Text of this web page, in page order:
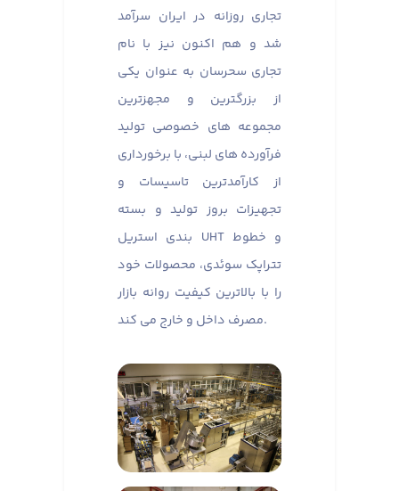
تجاری روزانه در ایران سرآمد
شد و هم اکنون نیز با نام
تجاری سحرسان به عنوان یکی
از بزرگترین و مجهزترین
مجموعه های خصوصی تولید
فرآورده های لبنی، با برخورداری
از کارآمدترین تاسیسات و
تجهیزات بروز تولید و بسته
بندی استریل UHT و خطوط
تتراپک سوئدی، محصولات خود
را با بالاترین کیفیت روانه بازار
مصرف داخل و خارج می کند.